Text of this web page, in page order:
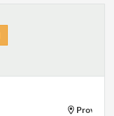
Provincie